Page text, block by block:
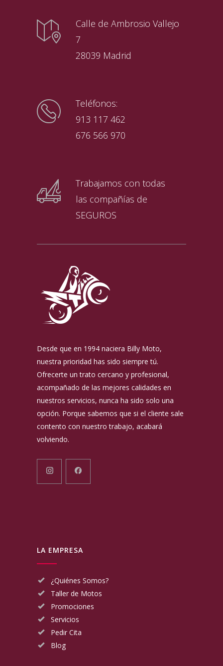
Calle de Ambrosio Vallejo
7
28039 Madrid
Teléfonos:
913 117 462
676 566 970
Trabajamos con todas
las compañías de
SEGUROS
Desde que en 1994 naciera Billy Moto,
nuestra prioridad has sido siempre tú.
Ofrecerte un trato cercano y profesional,
acompañado de las mejores calidades en
nuestros servicios, nunca ha sido solo una
opción. Porque sabemos que si el cliente sale
contento con nuestro trabajo, acabará
volviendo.
LA EMPRESA
¿Quiénes Somos?
Taller de Motos
Promociones
Servicios
Pedir Cita
Blog